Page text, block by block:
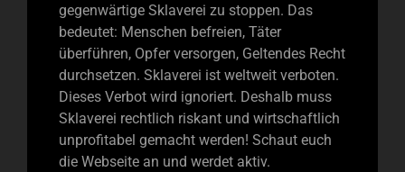
gegenwärtige Sklaverei zu stoppen. Das
bedeutet: Menschen befreien, Täter
überführen, Opfer versorgen, Geltendes Recht
durchsetzen. Sklaverei ist weltweit verboten.
Dieses Verbot wird ignoriert. Deshalb muss
Sklaverei rechtlich riskant und wirtschaftlich
unprofitabel gemacht werden! Schaut euch
die Webseite an und werdet aktiv.